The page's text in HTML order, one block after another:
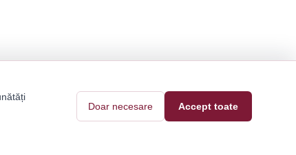
Doar necesare Accept toate